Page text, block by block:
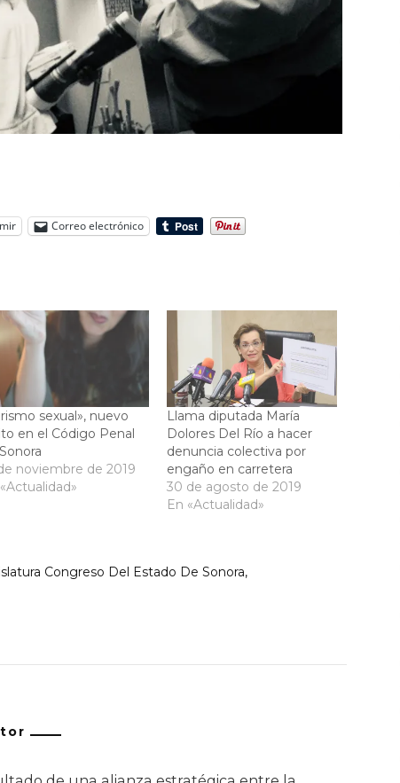
Correo electrónico
sexual», nuevo
en el Código Penal
noviembre de 2019
Llama diputada María
Dolores Del Río a hacer
denuncia colectiva por
engaño en carretera
30 de agosto de 2019
En «Actualidad»
Congreso Del Estado De Sonora